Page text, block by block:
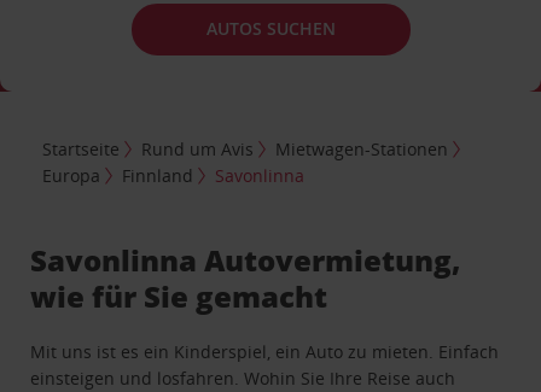
AUTOS SUCHEN
Startseite Rund um Avis
Mietwagen-Stationen
Europa
Finnland Savonlinna
Savonlinna Autovermietung,
wie für Sie gemacht
Mit uns ist es ein Kinderspiel, ein Auto zu mieten. Einfach
einsteigen und losfahren. Wohin Sie Ihre Reise auch